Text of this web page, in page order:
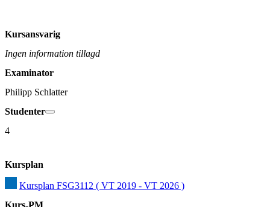
Kursansvarig
Ingen information tillagd
Examinator
Philipp Schlatter
Studenter
4
Kursplan
Kursplan FSG3112 ( VT 2019 - VT 2026 )